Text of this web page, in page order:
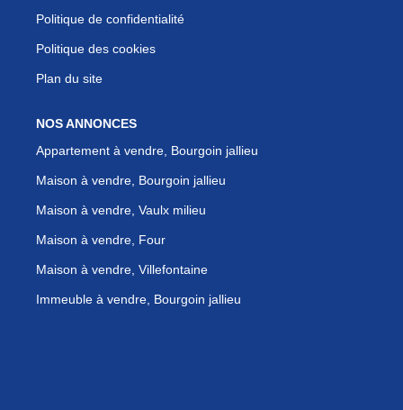
Politique de confidentialité
Politique des cookies
Plan du site
NOS ANNONCES
Appartement à vendre, Bourgoin jallieu
Maison à vendre, Bourgoin jallieu
Maison à vendre, Vaulx milieu
Maison à vendre, Four
Maison à vendre, Villefontaine
Immeuble à vendre, Bourgoin jallieu